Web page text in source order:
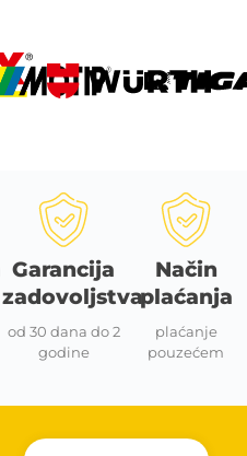
Garancija
zadovoljstva
od 30 dana do 2
godine
Način
plaćanja
plaćanje
pouzećem